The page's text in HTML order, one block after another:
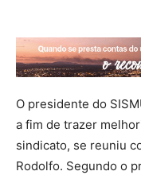
O presidente do
a fim de trazer
sindicato, se reuniu
Rodolfo. Segundo o